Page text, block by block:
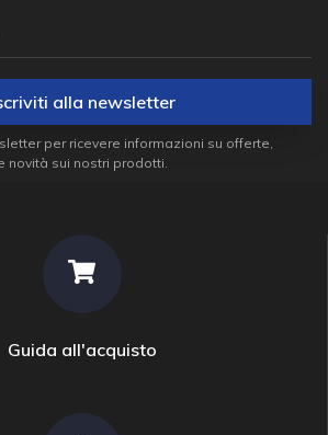
alla newsletter
per ricevere informazioni su offerte,
novità sui nostri prodotti.
Guida all'acquisto